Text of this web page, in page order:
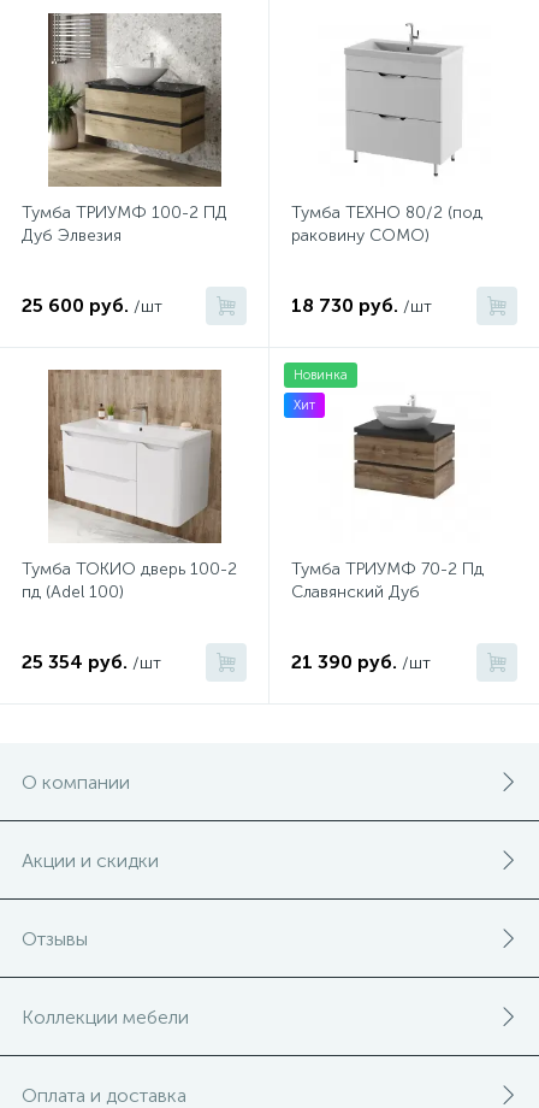
Тумба ТРИУМФ 100-2 ПД
Дуб Элвезия
25 600 руб. /шт
Тумба ТЕХНО 80/2 (под
раковину COMO)
18 730 руб. /шт
Тумба ТОКИО дверь 100-2
пд (Adel 100)
25 354 руб. /шт
Новинка
Хит
Тумба ТРИУМФ 70-2 Пд
Славянский Дуб
21 390 руб. /шт
О компании
Акции и скидки
Отзывы
Коллекции мебели
Оплата и доставка